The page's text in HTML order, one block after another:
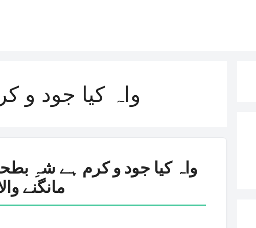
واہ کیا جود و
واہ کیا جود و کرم ہے شہِ
مانگنے